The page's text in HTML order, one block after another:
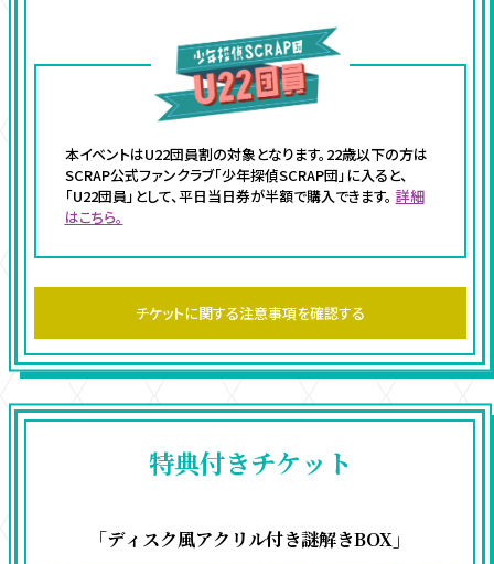
本イベントはU22団員割の対象となります。22歳以下の方は
SCRAP公式ファンクラブ「少年探偵SCRAP団」に入ると、
「U22団員」として、平日当日券が半額で購入できます。 詳細
はこちら。
チケットに関する注意事項を確認する
特典付きチケット
「ディスク風アクリル付き謎解きBOX」